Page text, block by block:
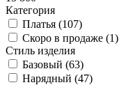
Категория
Платья (107)
Скоро в продаже (1)
Стиль изделия
Базовый (63)
Нарядный (47)